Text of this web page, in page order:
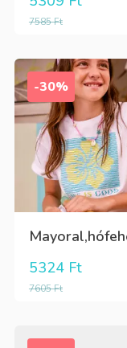
7585Ft
-30%
7605Ft
5324 Ft